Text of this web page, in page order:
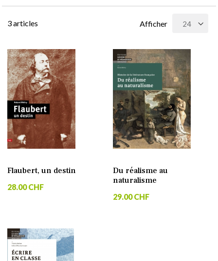
3articles Afficher
Flaubert, un destin
28.00 CHF
Du réalisme au
naturalisme
29.00 CHF